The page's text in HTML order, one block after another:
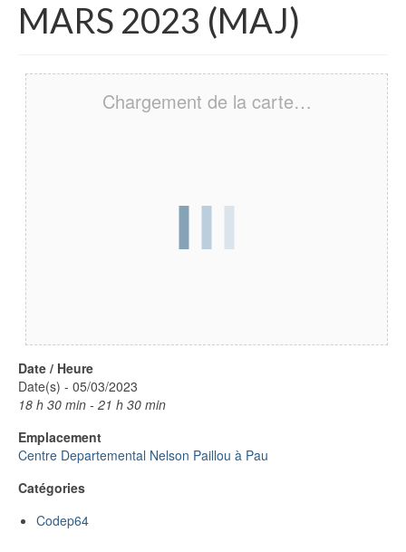
MARS 2023 (MAJ)
Chargement de la carte…
Date / Heure
Date(s) - 05/03/2023
18 h 30 min - 21 h 30 min
Emplacement
Centre Departemental Nelson Paillou à Pau
Catégories
Codep64